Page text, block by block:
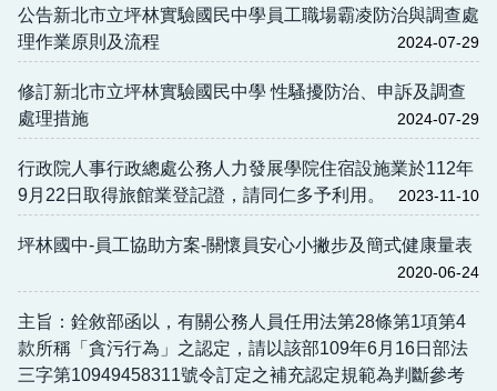
公告新北市立坪林實驗國民中學員工職場霸凌防治與調查處
理作業原則及流程
2024-07-29
修訂新北市立坪林實驗國民中學 性騷擾防治、申訴及調查
處理措施
2024-07-29
行政院人事行政總處公務人力發展學院住宿設施業於112年
9月22日取得旅館業登記證，請同仁多予利用。
2023-11-10
坪林國中-員工協助方案-關懷員安心小撇步及簡式健康量表
2020-06-24
主旨：銓敘部函以，有關公務人員任用法第28條第1項第4
款所稱「貪污行為」之認定，請以該部109年6月16日部法
三字第10949458311號令訂定之補充認定規範為判斷參考